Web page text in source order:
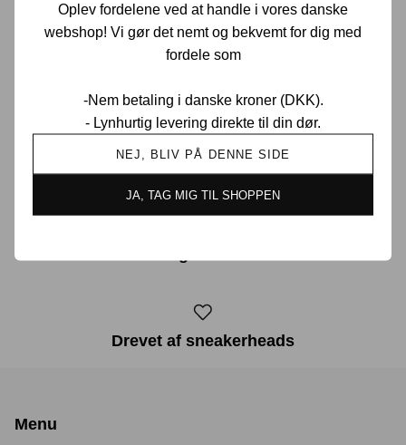
Oplev fordelene ved at handle i vores danske
webshop! Vi gør det nemt og bekvemt for dig med
fordele som
-Nem betaling i danske kroner (DKK).
- Lynhurtig levering direkte til din dør.
NEJ, BLIV PÅ DENNE SIDE
JA, TAG MIG TIL SHOPPEN
Prisgaranti i Danmark
Drevet af sneakerheads
Menu